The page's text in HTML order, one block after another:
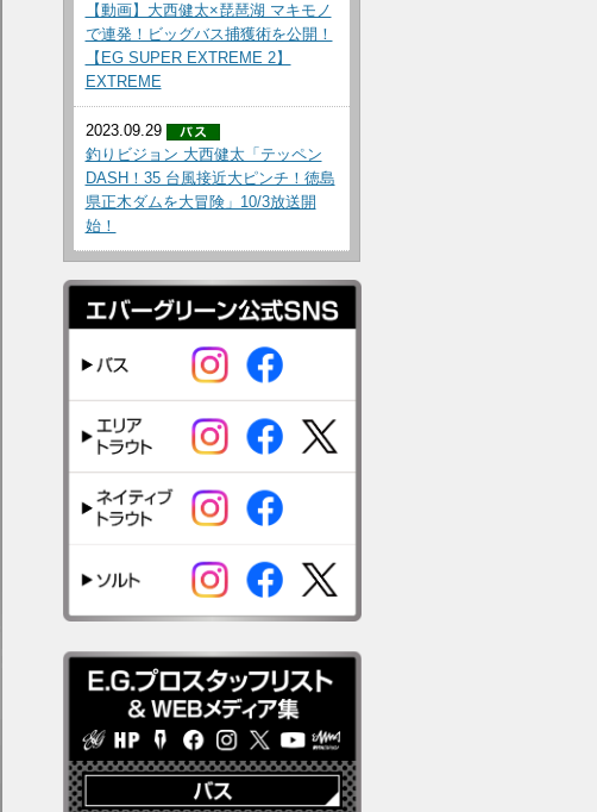
【動画】大西健太×琵琶湖 マキモノ
で連発！ビッグバス捕獲術を公開！
【EG SUPER EXTREME 2】
EXTREME
2023.09.29
釣りビジョン 大西健太「テッペン
DASH！35 台風接近大ピンチ！徳島
県正木ダムを大冒険」10/3放送開
始！